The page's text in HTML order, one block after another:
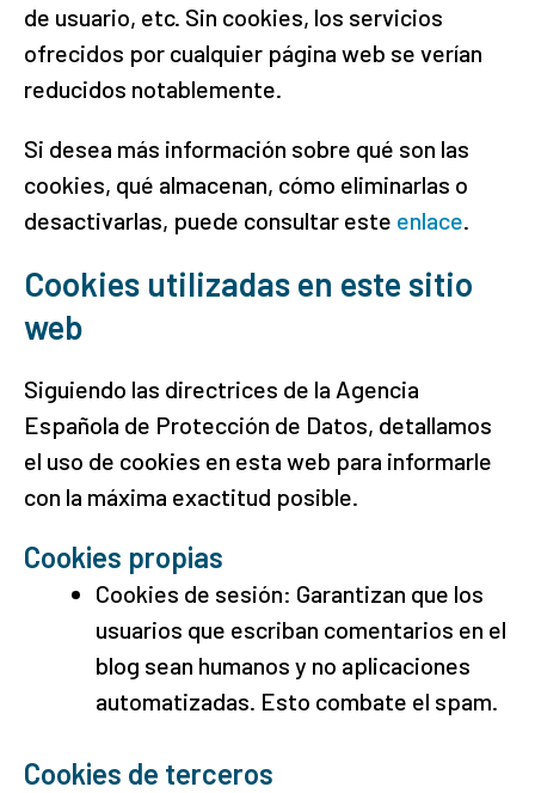
de usuario, etc. Sin cookies, los servicios
ofrecidos por cualquier página web se verían
reducidos notablemente.
Si desea más información sobre qué son las
cookies, qué almacenan, cómo eliminarlas o
desactivarlas, puede consultar este enlace.
Cookies utilizadas en este sitio
web
Siguiendo las directrices de la Agencia
Española de Protección de Datos, detallamos
el uso de cookies en esta web para informarle
con la máxima exactitud posible.
Cookies propias
Cookies de sesión: Garantizan que los
usuarios que escriban comentarios en el
blog sean humanos y no aplicaciones
automatizadas. Esto combate el spam.
Cookies de terceros